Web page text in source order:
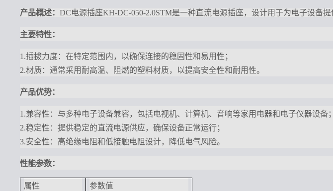
产品概述： DC电源插座KH-DC-050-2.0STM是一种直流电源插座，设计用于为电子设备提
主要特性：
1.插拔力度：在特定范围内，以确保连接的稳固性和易用性；
2.材质：通常采用耐高温、阻燃的塑料材质，以提高安全性和耐用性。
产品优势：
1.兼容性：与多种电子设备兼容，包括电视机、计算机、音响等家用电器和电子仪器设备；
2.稳定性：提供稳定的直流电源供应，确保设备正常运行；
3.安全性：高绝缘电阻和低接触电阻设计，降低电气风险。
性能参数：
属性
参数值